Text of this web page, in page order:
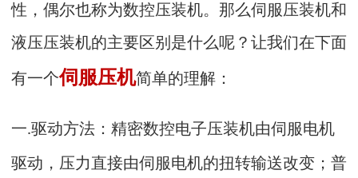
性，偶尔也称为数控压装机。那么伺服压装机和
液压压装机的主要区别是什么呢？让我们在下面
有一个伺服压机简单的理解：
一.驱动方法：精密数控电子压装机由伺服电机
驱动，压力直接由伺服电机的扭转输送改变；普